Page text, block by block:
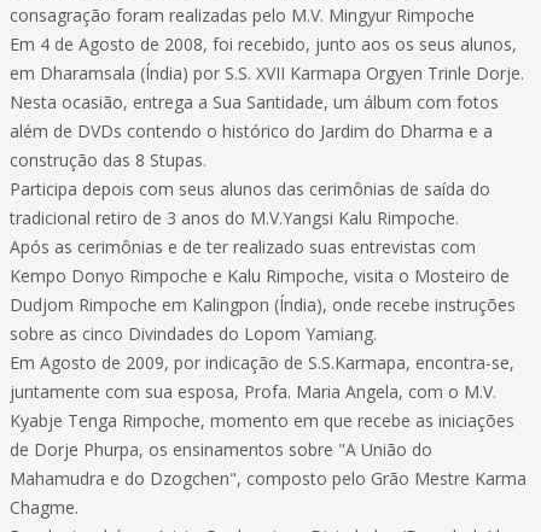
consagração foram realizadas pelo M.V. Mingyur Rimpoche
Em 4 de Agosto de 2008, foi recebido, junto aos os seus alunos,
em Dharamsala (Índia) por S.S. XVII Karmapa Orgyen Trinle Dorje.
Nesta ocasião, entrega a Sua Santidade, um álbum com fotos
além de DVDs contendo o histórico do Jardim do Dharma e a
construção das 8 Stupas.
Participa depois com seus alunos das cerimônias de saída do
tradicional retiro de 3 anos do M.V.Yangsi Kalu Rimpoche.
Após as cerimônias e de ter realizado suas entrevistas com
Kempo Donyo Rimpoche e Kalu Rimpoche, visita o Mosteiro de
Dudjom Rimpoche em Kalingpon (Índia), onde recebe instruções
sobre as cinco Divindades do Lopom Yamiang.
Em Agosto de 2009, por indicação de S.S.Karmapa, encontra-se,
juntamente com sua esposa, Profa. Maria Angela, com o M.V.
Kyabje Tenga Rimpoche, momento em que recebe as iniciações
de Dorje Phurpa, os ensinamentos sobre "A União do
Mahamudra e do Dzogchen", composto pelo Grão Mestre Karma
Chagme.